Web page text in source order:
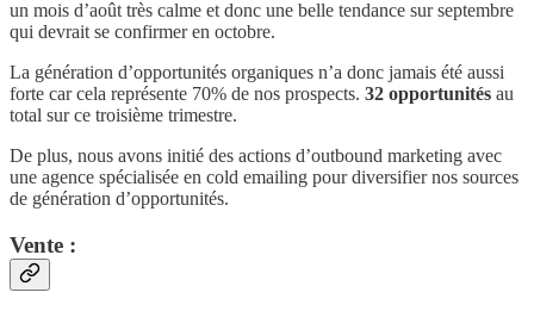
un mois d’août très calme et donc une belle tendance sur septembre
qui devrait se confirmer en octobre.
La génération d’opportunités organiques n’a donc jamais été aussi
forte car cela représente 70% de nos prospects. 32 opportunités au
total sur ce troisième trimestre.
De plus, nous avons initié des actions d’outbound marketing avec
une agence spécialisée en cold emailing pour diversifier nos sources
de génération d’opportunités.
Vente :